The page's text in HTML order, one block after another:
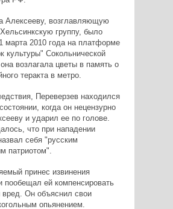
Алексееву, возглавляющую
группу, было
марта 2010 года на платформе
культуры" Сокольнической
возлагала цветы в память о
теракта в метро.
Переверзев находился
когда он нецензурно
и ударил ее по голове.
что при нападении
себя "русским
патриотом".
принес извинения
пообещал ей компенсировать
вред. Он объяснил свои
опьянением.